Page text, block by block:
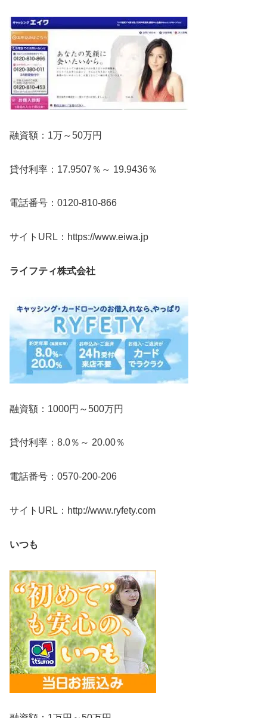
融資額：1万～50万円
貸付利率：17.9507％～ 19.9436％
電話番号：0120-810-866
サイトURL：https://www.eiwa.jp
ライフティ株式会社
融資額：1000円～500万円
貸付利率：8.0％～ 20.00％
電話番号：0570-200-206
サイトURL：http://www.ryfety.com
いつも